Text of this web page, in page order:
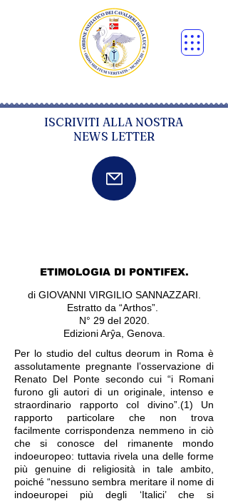
ISCRIVITI ALLA NOSTRA
NEWS LETTER
ETIMOLOGIA DI PONTIFEX.
di GIOVANNI VIRGILIO SANNAZZARI.
Estratto da “Arthos”.
N° 29 del 2020.
Edizioni Arŷa, Genova.
Per lo studio del cultus deorum in Roma è
assolutamente pregnante l’osservazione di
Renato Del Ponte secondo cui “i Romani
furono gli autori di un originale, intenso e
straordinario rapporto col divino”.(1) Un
rapporto particolare che non trova
facilmente corrispondenza nemmeno in ciò
che si conosce del rimanente mondo
indoeuropeo: tuttavia rivela una delle forme
più genuine di religiosità in tale ambito,
poiché “nessuno sembra meritare il nome di
indoeuropei più degli ‘Italici’ che si